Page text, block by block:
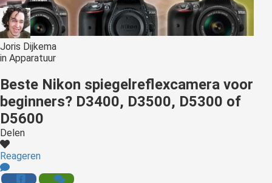
Joris Dijkema
in Apparatuur
Beste Nikon spiegelreflexcamera voor
beginners? D3400, D3500, D5300 of
D5600
Delen
Reageren